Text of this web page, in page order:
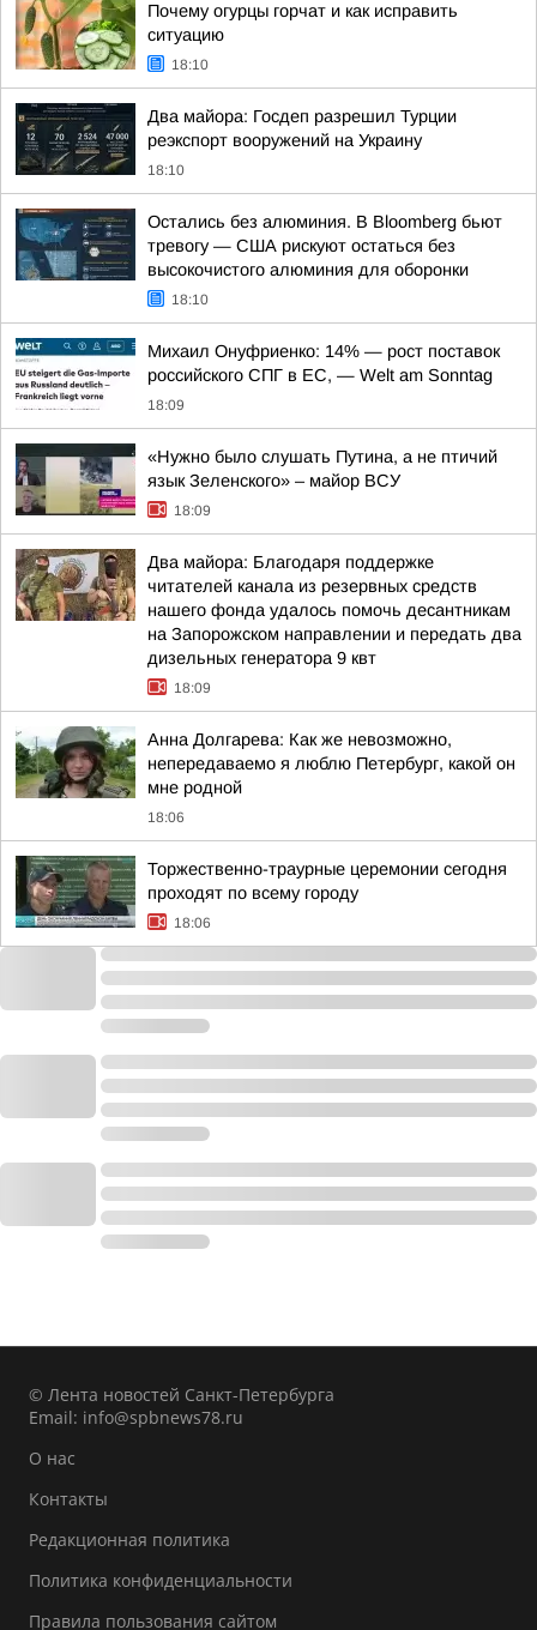
Почему огурцы горчат и как исправить
ситуацию
18:10
Два майора: Госдеп разрешил Турции
реэкспорт вооружений на Украину
18:10
Остались без алюминия. В Bloomberg бьют
тревогу — США рискуют остаться без
высокочистого алюминия для оборонки
18:10
Михаил Онуфриенко: 14% — рост поставок
российского СПГ в ЕС, — Welt am Sonntag
18:09
«Нужно было слушать Путина, а не птичий
язык Зеленского» – майор ВСУ
18:09
Два майора: Благодаря поддержке
читателей канала из резервных средств
нашего фонда удалось помочь десантникам
на Запорожском направлении и передать два
дизельных генератора 9 квт
18:09
Анна Долгарева: Как же невозможно,
непередаваемо я люблю Петербург, какой он
мне родной
18:06
Торжественно-траурные церемонии сегодня
проходят по всему городу
18:06
© Лента новостей Санкт-Петербурга
Email: info@spbnews78.ru
О нас
Контакты
Редакционная политика
Политика конфиденциальности
Правила пользования сайтом